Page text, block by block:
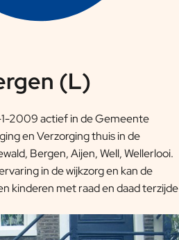
(L)
1-2009 actief in de Gemeente
en Verzorging thuis in de
Bergen, Aijen, Well, Wellerlooi.
in de wijkzorg en kan de
kinderen met raad en daad terzijde